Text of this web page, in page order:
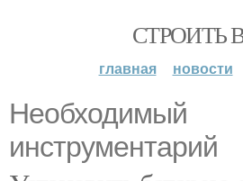
СТРОИТЬ
главная новости
Необходимый
инструментарий